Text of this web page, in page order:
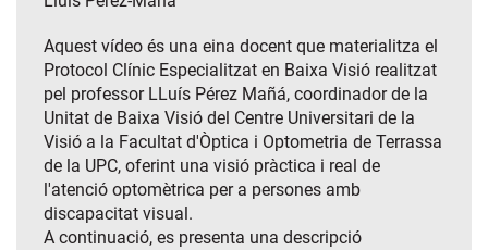
Aquest vídeo és una eina docent que materialitza el
Protocol Clínic Especialitzat en Baixa Visió realitzat
pel professor LLuís Pérez Mañá, coordinador de la
Unitat de Baixa Visió del Centre Universitari de la
Visió a la Facultat d'Òptica i Optometria de Terrassa
de la UPC, oferint una visió pràctica i real de
l'atenció optomètrica per a persones amb
discapacitat visual.
A continuació, es presenta una descripció